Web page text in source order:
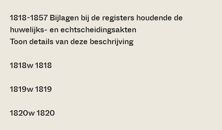
1818-1857 Bijlagen bij de registers houdende de
huwelijks- en echtscheidingsakten
Toon details van deze beschrijving
1818w1818
1819w1819
1820w1820